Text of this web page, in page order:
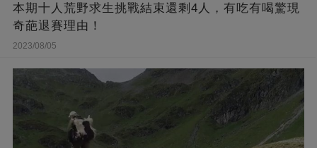
本期十人荒野求生挑戰結束還剩4人，有吃有喝驚現
奇葩退賽理由！
2023/08/05